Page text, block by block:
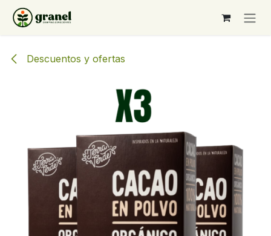
Ir al contenido
Descuentos y ofertas